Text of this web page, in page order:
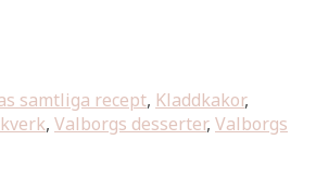
samtliga recept, Kladdkakor,
, Valborgs desserter, Valborgs